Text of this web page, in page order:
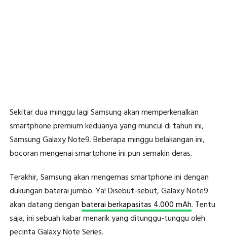
Sekitar dua minggu lagi Samsung akan memperkenalkan
smartphone premium keduanya yang muncul di tahun ini,
Samsung Galaxy Note9. Beberapa minggu belakangan ini,
bocoran mengenai smartphone ini pun semakin deras.
Terakhir, Samsung akan mengemas smartphone ini dengan
dukungan baterai jumbo. Ya! Disebut-sebut, Galaxy Note9
akan datang denganbaterai berkapasitas 4.000 mAh. Tentu
saja, ini sebuah kabar menarik yang ditunggu-tunggu oleh
pecinta Galaxy Note Series.